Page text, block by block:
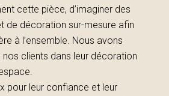
cette pièce, d’imaginer des
de décoration sur-mesure afin
à l’ensemble. Nous avons
clients dans leur décoration
pour leur confiance et leur